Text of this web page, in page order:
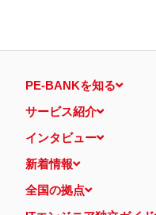
PE-BANKを知る
サービス紹介
インタビュー
新着情報
全国の拠点